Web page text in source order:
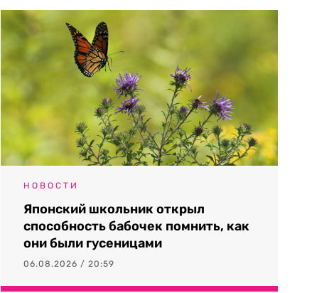
НОВОСТИ
Японский школьник открыл
способность бабочек помнить, как
они были гусеницами
06.08.2026 / 20:59